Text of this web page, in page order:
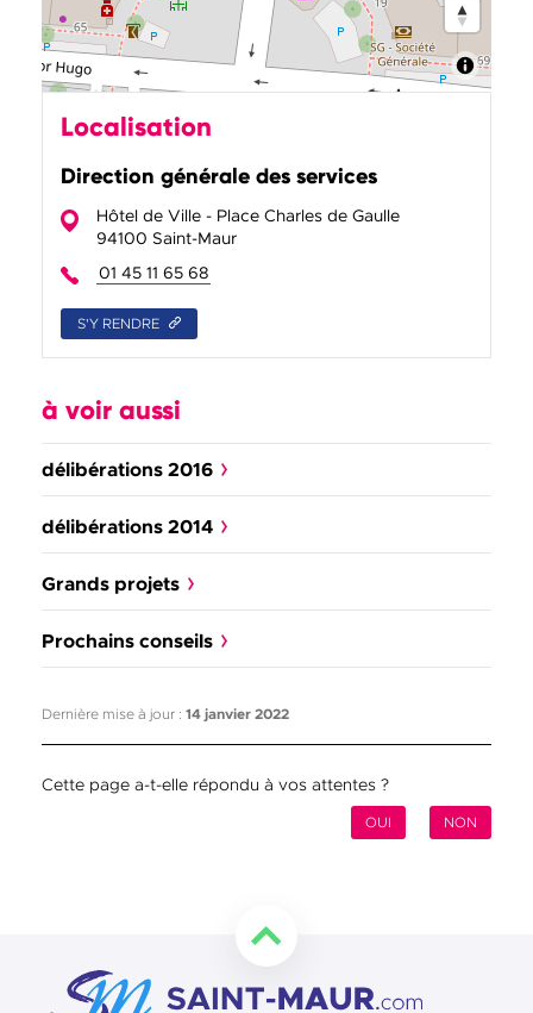
Localisation
Direction générale des services
Hôtel de Ville - Place Charles de Gaulle
94100 Saint-Maur
01 45 11 65 68
S'Y RENDRE
à voir aussi
délibérations 2016
délibérations 2014
Grands projets
Prochains conseils
Dernière mise à jour : 14 janvier 2022
Cette page a-t-elle répondu à vos attentes ?
NON
OUI